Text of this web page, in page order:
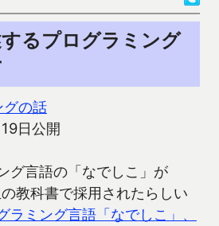
するプログラミング
グの話
日公開
グ言語の「なでしこ」が
教科書で採用されたらしい
ラミング言語「なでしこ」、